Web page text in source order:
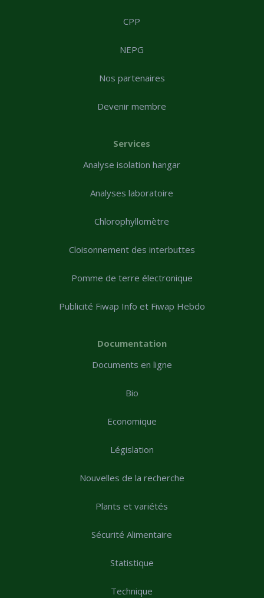
CPP
NEPG
Nos partenaires
Devenir membre
Services
Analyse isolation hangar
Analyses laboratoire
Chlorophyllomètre
Cloisonnement des interbuttes
Pomme de terre électronique
Publicité Fiwap Info et Fiwap Hebdo
Documentation
Documents en ligne
Bio
Economique
Législation
Nouvelles de la recherche
Plants et variétés
Sécurité Alimentaire
Statistique
Technique